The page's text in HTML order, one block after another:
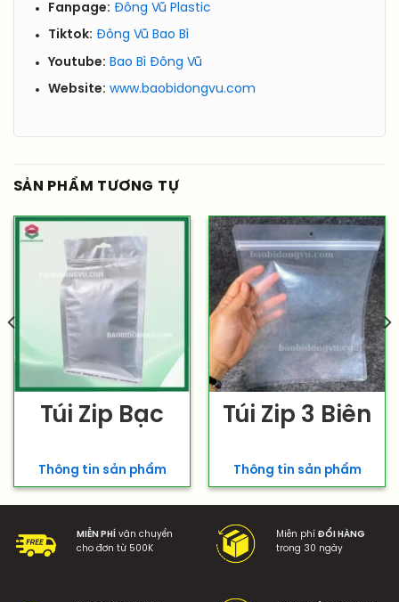
Fanpage: Đông Vũ Plastic
Tiktok: Đông Vũ Bao Bì
Youtube: Bao Bì Đông Vũ
Website: www.baobidongvu.com
SẢN PHẨM TƯƠNG TỰ
Túi Zip Bạc
Thông tin sản phẩm
Túi Zip 3 Biên
Thông tin sản phẩm
MIỄN PHÍ
vận chuyển
cho đơn từ 500K
Miễn phí ĐỔI HÀNG
trong 30 ngày